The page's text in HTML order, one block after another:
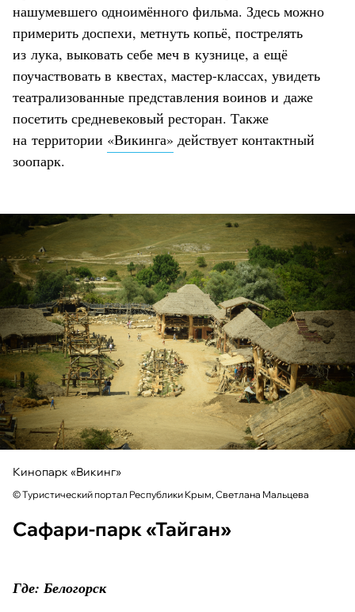
нашумевшего одноимённого фильма. Здесь можно
примерить доспехи, метнуть копьё, пострелять
из лука, выковать себе меч в кузнице, а ещё
поучаствовать в квестах, мастер-классах, увидеть
театрализованные представления воинов и даже
посетить средневековый ресторан. Также
на территории «Викинга» действует контактный
зоопарк.
Кинопарк «Викинг»
© Туристический портал Республики Крым, Светлана Мальцева
Сафари-парк «Тайган»
Где: Белогорск